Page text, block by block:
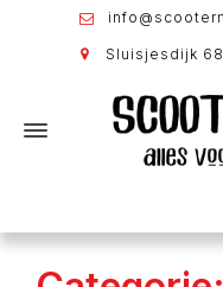
Sluisjesdijk